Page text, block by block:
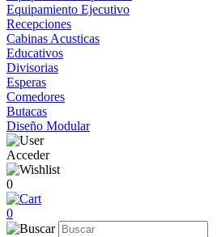
Equipamiento Ejecutivo
Recepciones
Cabinas Acusticas
Educativos
Divisorias
Esperas
Comedores
Butacas
Diseño Modular
Acceder
0
0